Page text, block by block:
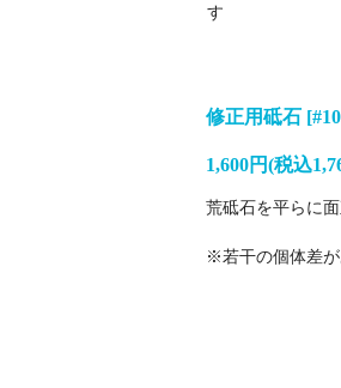
す
修正用砥石
1,600円(税込
荒砥石を平らに
※若干の個体差